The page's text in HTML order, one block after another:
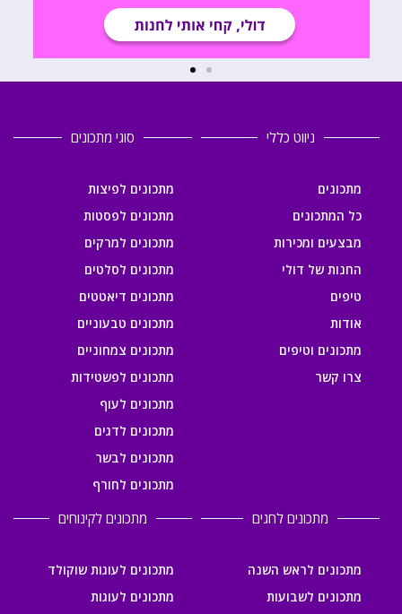
ניווט כללי
מתכונים
כל המתכונים
מבצעים ומכירות
החנות של דולי
טיפים
אודות
מתכונים וטיפים
צרו קשר
סוגי מתכונים
מתכונים לפיצות
מתכונים לפסטות
מתכונים למרקים
מתכונים לסלטים
מתכונים דיאטטים
מתכונים טבעוניים
מתכונים צמחוניים
מתכונים לפשטידות
מתכונים לעוף
מתכונים לדגים
מתכונים לבשר
מתכונים לחורף
מתכונים לחגים
מתכונים לראש השנה
מתכונים לשבועות
מתכונים לקינוחים
מתכונים לעוגות שוקולד
מתכונים לעוגות